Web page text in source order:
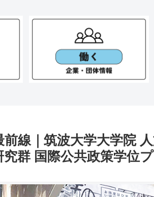
前線｜筑波大学大学院
究群 国際公共政策学位